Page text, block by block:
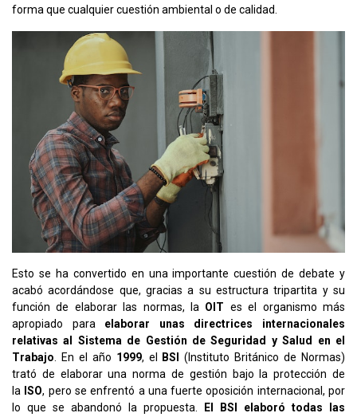
forma que cualquier cuestión ambiental o de calidad.
Esto se ha convertido en una importante cuestión de debate y
acabó acordándose que, gracias a su estructura tripartita y su
función de elaborar las normas, la OIT es el organismo más
apropiado para elaborar unas directrices internacionales
relativas al Sistema de Gestión de Seguridad y Salud en el
Trabajo. En el año 1999, el BSI
(Instituto Británico de Normas)
trató de elaborar una norma de gestión bajo la protección de
la ISO, pero se enfrentó a una fuerte oposición internacional, por
lo que se abandonó la propuesta.
El BSI elaboró todas las